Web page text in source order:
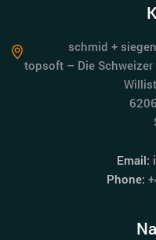
schmid +
topsoft – Die
Email:
Phone: